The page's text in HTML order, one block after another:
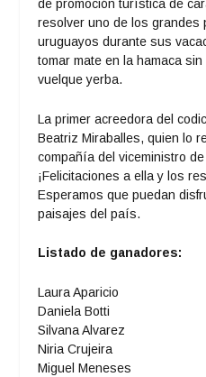
de promoción turística de
resolver uno de los grandes
uruguayos durante sus
tomar mate en la hamaca
vuelque yerba.
La primer acreedora del
Beatriz Miraballes, quien lo
compañía del viceministro
¡Felicitaciones a ella y los
Esperamos que puedan
paisajes del país.
Listado de ganadores:
Laura Aparicio
Daniela Botti
Silvana Alvarez
Niria Crujeira
Miguel Meneses